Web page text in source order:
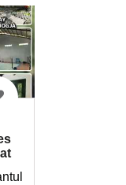
Yogyakarta